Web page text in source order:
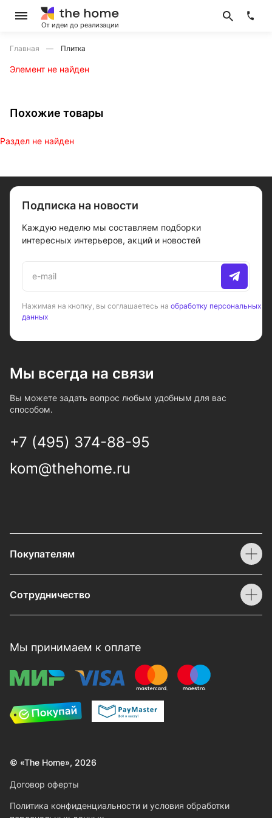
От идеи до реализации
Главная Плитка
Элемент не найден
Похожие товары
Раздел не найден
Подписка на новости
Каждую неделю мы составляем подборки
интересных интерьеров, акций и новостей
Нажимая на кнопку, вы соглашаетесь на обработку персональных
данных
Мы всегда на связи
Вы можете задать вопрос любым удобным для вас
способом.
+7 (495) 374-88-95
kom@thehome.ru
Покупателям
Сотрудничество
Мы принимаем к оплате
© «The Home», 2026
Договор оферты
Политика конфиденциальности и условия обработки